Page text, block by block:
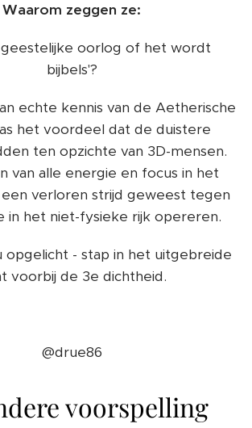
Waarom zeggen ze:
geestelijke oorlog of het wordt
bijbels'?
echte kennis van de Aetherische
het voordeel dat de duistere
ten opzichte van 3D-mensen.
van alle energie en focus in het
een verloren strijd geweest tegen
in het niet-fysieke rijk opereren.
opgelicht - stap in het uitgebreide
voorbij de 3e dichtheid.
@drue86
voorspelling